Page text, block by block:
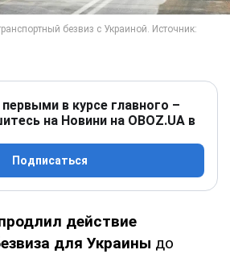
в курсе главного –
на Новини на OBOZ.UA в
Подписаться
действие
для Украины до